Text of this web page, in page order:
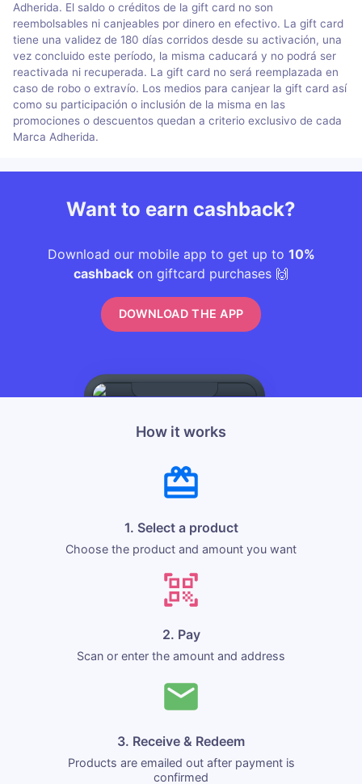
Adherida. El saldo o créditos de la gift card no son
reembolsables ni canjeables por dinero en efectivo. La gift card
tiene una validez de 180 días corridos desde su activación, una
vez concluido este período, la misma caducará y no podrá ser
reactivada ni recuperada. La gift card no será reemplazada en
caso de robo o extravío. Los medios para canjear la gift card así
como su participación o inclusión de la misma en las
promociones o descuentos quedan a criterio exclusivo de cada
Marca Adherida.
Want to earn cashback?
Download our mobile app to get up to 10%
cashback on giftcard purchases 🙌
DOWNLOAD THE APP
How it works
1. Select a product
Choose the product and amount you want
2. Pay
Scan or enter the amount and address
3. Receive & Redeem
Products are emailed out after payment is
confirmed